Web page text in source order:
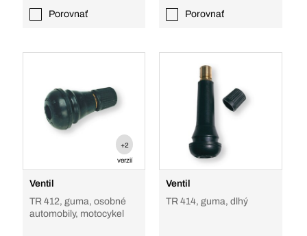
Porovnať Porovnať
+2
verzií
Ventil
TR 412, guma, osobné
automobily, motocykel
Ventil
TR 414, guma, dlhý